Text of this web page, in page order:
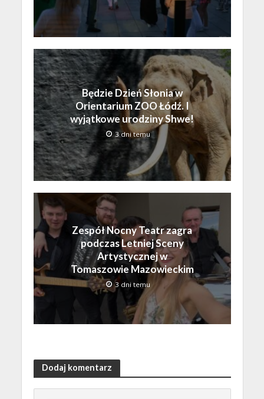
Będzie Dzień Słonia w
Orientarium ZOO Łódź. I
wyjątkowe urodziny Shwe!
3 dni temu
Zespół Nocny Teatr zagra
podczas Letniej Sceny
Artystycznej w
Tomaszowie Mazowieckim
3 dni temu
Dodaj komentarz